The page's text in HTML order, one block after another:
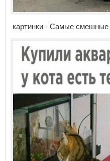
картинки - Самые смешные